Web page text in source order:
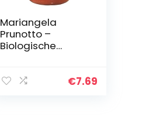
Mariangela
Prunotto –
Biologische
€7.69